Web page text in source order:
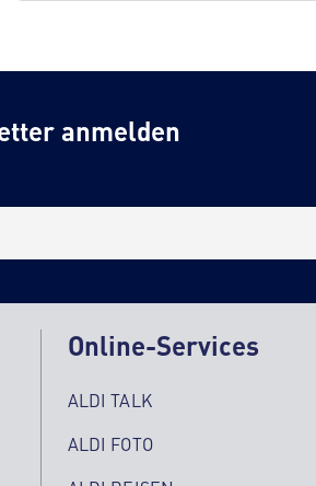
anmelden
Online-Services
ALDI TALK
ALDI FOTO